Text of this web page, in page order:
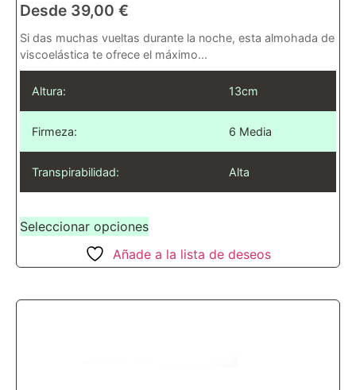
Desde 39,00 €
Si das muchas vueltas durante la noche, esta almohada de
viscoelástica te ofrece el máximo...
Altura: 13cm
Firmeza: 6 Media
Transpirabilidad: Alta
Seleccionar opciones
Añade a la lista de deseos